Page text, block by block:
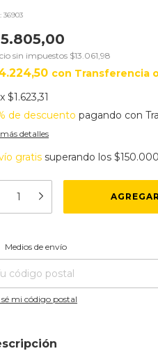
36903
sin impuestos $13.061,98
con Transferencia
x $1.623,31
de descuento pagando con
detalles
gratis superando los
para el CP:
Medios de envío
sé mi código postal